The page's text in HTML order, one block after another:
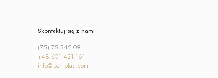
Skontaktuj się z nami
(75) 75 342 09
+48 601 431 161
info@lech-plast.com